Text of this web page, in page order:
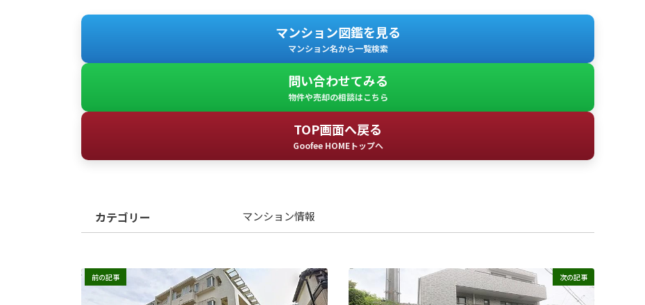
マンション図鑑を見る
マンション名から一覧検索
問い合わせてみる
物件や売却の相談はこちら
TOP画面へ戻る
Goofee HOMEトップへ
カテゴリー マンション情報
前の記事 次の記事